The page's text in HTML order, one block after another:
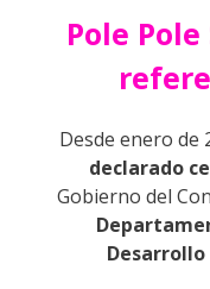
Pole
Desde enero de
declarado
Gobierno del